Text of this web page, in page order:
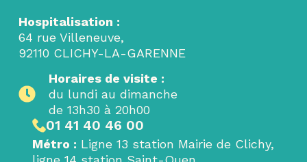
Hospitalisation :
64 rue Villeneuve,
92110 CLICHY-LA-GARENNE
Horaires de visite :
du lundi au dimanche
de 13h30 à 20h00
Métro : Ligne 13 station Mairie de Clichy,
01 41 40 46 00